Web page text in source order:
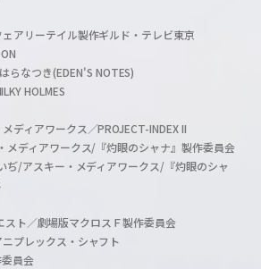
アリーテイル製作ギルド・テレビ東京
なつき(EDEN'S NOTES)
HOLMES
ディアワークス／PROJECT-INDEX II
ディアワークス/『灼眼のシャナ』製作委員会
/アスキー・メディアワークス/『灼眼のシャ
ト／劇場版マクロスＦ製作委員会
プレックス・シャフト
員会